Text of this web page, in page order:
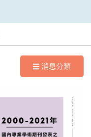
消息分類